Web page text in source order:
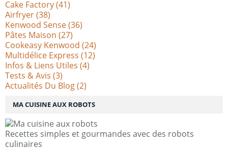
MA CUISINE AUX ROBOTS
Recettes simples et gourmandes avec des robots
culinaires
Cake Factory(41)
Airfryer(38)
Kenwood Sense(36)
Pâtes Maison (27)
Cookeasy Kenwood (24)
Multidélice Express (12)
Infos & Liens Utiles (4)
Tests & Avis (3)
Actualités Du Blog(2)